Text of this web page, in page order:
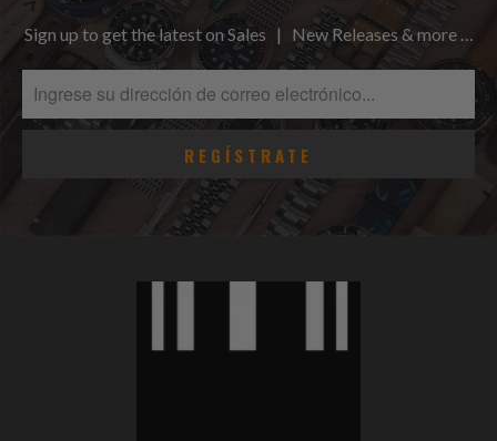
Sign up to get the latest on Sales | New Releases & more …